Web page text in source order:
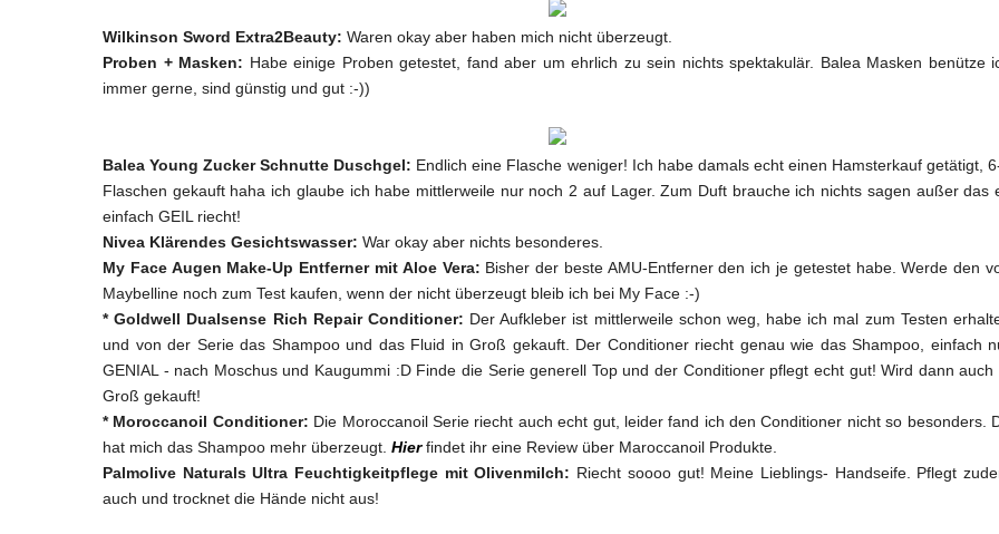
Wilkinson Sword Extra2Beauty: Waren okay aber haben mich nicht überzeugt.
Proben + Masken: Habe einige Proben getestet, fand aber um ehrlich zu sein nichts spektakulär. Balea Masken benütze
immer gerne, sind günstig und gut :-))
Balea Young Zucker Schnutte Duschgel: Endlich eine Flasche weniger! Ich habe damals echt einen Hamsterkauf getätigt,
Flaschen gekauft haha ich glaube ich habe mittlerweile nur noch 2 auf Lager. Zum Duft brauche ich nichts sagen außer das
einfach GEIL riecht!
Nivea Klärendes Gesichtswasser: War okay aber nichts besonderes.
My Face Augen Make-Up Entferner mit Aloe Vera: Bisher der beste AMU-Entferner den ich je getestet habe. Werde den
Maybelline noch zum Test kaufen, wenn der nicht überzeugt bleib ich bei My Face :-)
* Goldwell Dualsense Rich Repair Conditioner: Der Aufkleber ist mittlerweile schon weg, habe ich mal zum Testen
und von der Serie das Shampoo und das Fluid in Groß gekauft. Der Conditioner riecht genau wie das Shampoo, einfach
GENIAL - nach Moschus und Kaugummi :D Finde die Serie generell Top und der Conditioner pflegt echt gut! Wird dann auch
Groß gekauft!
* Moroccanoil Conditioner: Die Moroccanoil Serie riecht auch echt gut, leider fand ich den Conditioner nicht so besonders.
hat mich das Shampoo mehr überzeugt. Hierfindet ihr eine Review über Maroccanoil Produkte.
Palmolive Naturals Ultra Feuchtigkeitpflege mit Olivenmilch: Riecht soooo gut! Meine Lieblings- Handseife. Pflegt
auch und trocknet die Hände nicht aus!